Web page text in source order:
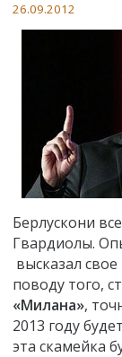
26.09.2012
Берлускони
Гвардиолы.
высказал
поводу того,
«Милана»,
2013 году
эта скамейка